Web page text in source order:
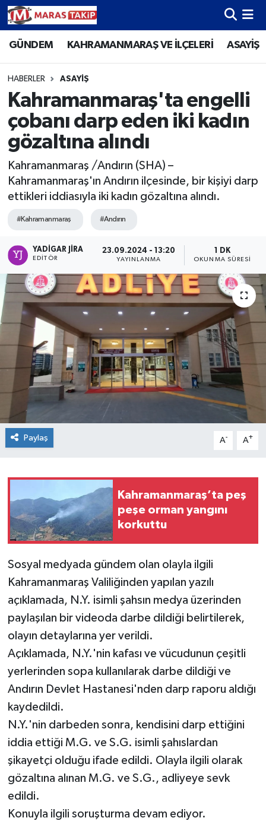
GÜNDEM KAHRAMANMARAŞ VE İLÇELERİ ASAYİŞ
HABERLER ASAYİŞ
Kahramanmaraş'ta engelli
çobanı darp eden iki kadın
gözaltına alındı
Kahramanmaraş /Andırın (SHA) –
Kahramanmaraş'ın Andırın ilçesinde, bir kişiyi darp
ettikleri iddiasıyla iki kadın gözaltına alındı.
#Kahramanmaraş #Andırın
YADIGAR JIRA
EDITÖR
23.09.2024 - 13:20
YAYINLANMA
1 DK
OKUNMA SÜRESI
Paylaş A- A+
Kahramanmaraş’ta peş
peşe orman yangını
korkuttu
Sosyal medyada gündem olan olayla ilgili
Kahramanmaraş Valiliğinden yapılan yazılı
açıklamada, N.Y. isimli şahsın medya üzerinden
paylaşılan bir videoda darbe dildiği belirtilerek,
olayın detaylarına yer verildi.
Açıklamada, N.Y.'nin kafası ve vücudunun çeşitli
yerlerinden sopa kullanılarak darbe dildiği ve
Andırın Devlet Hastanesi'nden darp raporu aldığı
kaydedildi.
N.Y.'nin darbeden sonra, kendisini darp ettiğini
iddia ettiği M.G. ve S.G. isimli şahıslardan
şikayetçi olduğu ifade edildi. Olayla ilgili olarak
gözaltına alınan M.G. ve S.G., adliyeye sevk
edildi.
Konuyla ilgili soruşturma devam ediyor.
Kahramanmaraş Nöbetçi Eczaneler
Kahramanmaraş Hava Durumu
Kahramanmaraş Namaz Vakitleri
Kahramanmaraş Trafik Yoğunluk Haritası
Süper Lig Puan Durumu ve Fikstür
Tüm Manşetler
Haber Arşivi